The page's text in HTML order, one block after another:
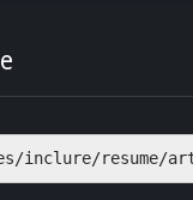
inclure/resume/